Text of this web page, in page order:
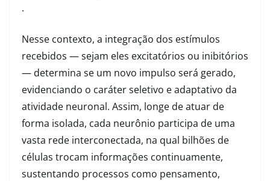
.
Nesse contexto, a integração dos estímulos
recebidos — sejam eles excitatórios ou inibitórios
— determina se um novo impulso será gerado,
evidenciando o caráter seletivo e adaptativo da
atividade neuronal. Assim, longe de atuar de
forma isolada, cada neurônio participa de uma
vasta rede interconectada, na qual bilhões de
células trocam informações continuamente,
sustentando processos como pensamento,